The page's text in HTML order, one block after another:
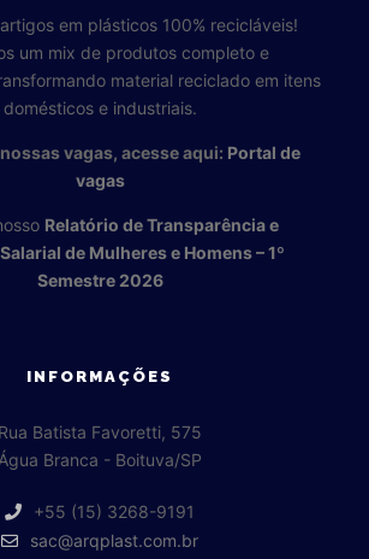
em plásticos 100% recicláveis!
um mix de produtos completo e
material reciclado em itens
domésticos e industriais.
vagas, acesse aqui: Portal de
vagas
Relatório de Transparência e
de Mulheres e Homens – 1º
Semestre 2026
INFORMAÇÕES
Rua Batista Favoretti, 575
Água Branca - Boituva/SP
+55 (15) 3268-9191
sac@arqplast.com.br